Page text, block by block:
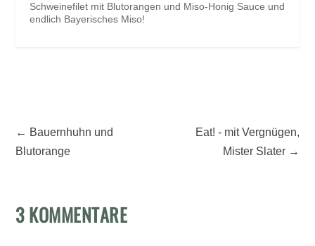
Schweinefilet mit Blutorangen und Miso-Honig Sauce und
endlich Bayerisches Miso!
← Bauernhuhn und
Blutorange
Eat! - mit Vergnügen,
Mister Slater→
3 KOMMENTARE